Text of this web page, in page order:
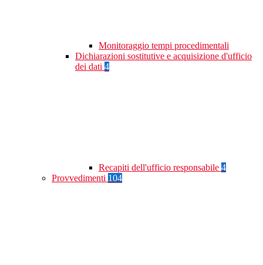
Monitoraggio tempi procedimentali
Dichiarazioni sostitutive e acquisizione d'ufficio
dei dati 4
Recapiti dell'ufficio responsabile 4
Provvedimenti 104